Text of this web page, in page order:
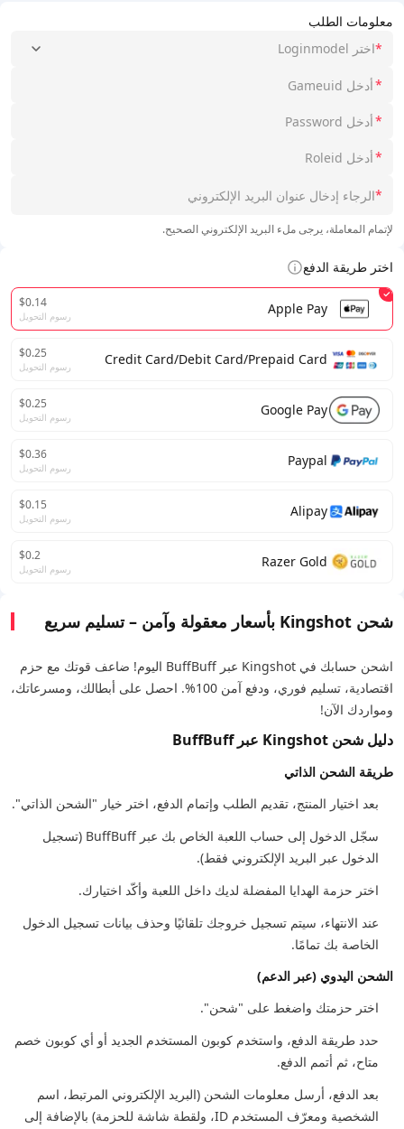
معلومات الطلب
*اختر Loginmodel
*
*
*
*
لإتمام المعاملة، يرجى ملء البريد الإلكتروني الصحيح.
اختر طريقة الدفع
Apple Pay
$0.14
رسوم التحويل
Credit Card/Debit Card/Prepaid Card
$0.25
رسوم التحويل
Google Pay
$0.25
رسوم التحويل
Paypal
$0.36
رسوم التحويل
Alipay
$0.15
رسوم التحويل
Razer Gold
$0.2
رسوم التحويل
شحن Kingshot بأسعار معقولة وآمن – تسليم سريع
اشحن حسابك في Kingshot عبر BuffBuff اليوم! ضاعف قوتك مع حزم
اقتصادية، تسليم فوري، ودفع آمن 100%. احصل على أبطالك، ومسرعاتك،
ومواردك الآن!
دليل شحن Kingshot عبر BuffBuff
طريقة الشحن الذاتي
بعد اختيار المنتج، تقديم الطلب وإتمام الدفع، اختر خيار "الشحن الذاتي".
سجّل الدخول إلى حساب اللعبة الخاص بك عبر BuffBuff (تسجيل
الدخول عبر البريد الإلكتروني فقط).
اختر حزمة الهدايا المفضلة لديك داخل اللعبة وأكّد اختيارك.
عند الانتهاء، سيتم تسجيل خروجك تلقائيًا وحذف بيانات تسجيل الدخول
الخاصة بك تمامًا.
الشحن اليدوي (عبر الدعم)
اختر حزمتك واضغط على "شحن".
حدد طريقة الدفع، واستخدم كوبون المستخدم الجديد أو أي كوبون خصم
متاح، ثم أتمم الدفع.
بعد الدفع، أرسل معلومات الشحن (البريد الإلكتروني المرتبط، اسم
الشخصية ومعرّف المستخدم ID، ولقطة شاشة للحزمة) بالإضافة إلى